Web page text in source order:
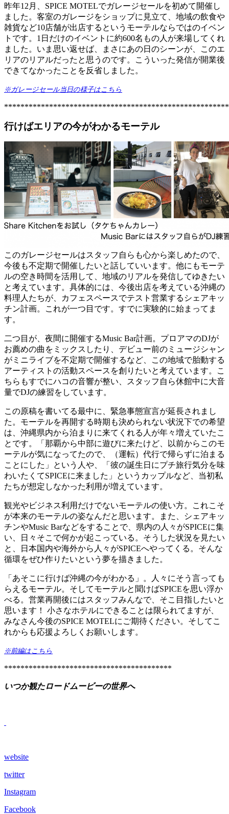
昨年12月、SPICE MOTELでガレージセールを初めて開催し
ました。客室のガレージをショップに見立て、地域の飲食や
雑貨など10店舗が出店するというモーテルならではのイベン
トです。1日だけのイベントに約600名もの人が来場してくれ
ました。いま思い返せば、まさにあの日のシーンが、このエ
リアのリアルだったと思うのです。こういった発信が開業後
できてなかったことを反省しました。
※ガレージセール当日の様子はこちら
行けばエリアの今がわかるモーテル
このガレージセールはスタッフ自らも心から楽しめたので、
今後も不定期で開催したいと話していいます。他にもモーテ
ルの空き時間を活用して、地域のリアルを発信してゆきたい
と考えています。具体的には、今後出店を考えている沖縄の
料理人たちが、カフェスペースでテスト営業するシェアキッ
チン計画。これが一つ目です。すでに実験的に始まってま
す。
二つ目が、夜間に開催するMusic Bar計画。プロアマのDJが
お薦めの曲をミックスしたり、デビュー前のミュージシャン
がミニライブを不定期で開催するなど、この地域で胎動する
アーティストの活動スペースを創りたいと考えています。こ
ちらもすでにハコの音響が整い、スタッフ自ら休館中に大音
量でDJの練習をしています。
この原稿を書いてる最中に、緊急事態宣言が延長されまし
た。モーテルを再開する時期も決められない状況下での希望
は、沖縄県内から泊まりに来てくれる人が年々増えていたこ
とです。「那覇から中部に遊びに来たけど、以前からこのモ
ーテルが気になってたので、（運転）代行で帰らずに泊まる
ことにした」という人や、「彼の誕生日にプチ旅行気分を味
わいたくてSPICEに来ました」というカップルなど、当初私
たちが想定しなかった利用が増えています。
観光やビジネス利用だけでないモーテルの使い方。これこそ
が本来のモーテルの姿なんだと思います。また、シェアキッ
チンやMusic Barなどをすることで、県内の人々がSPICEに集
い、日々そこで何かが起こっている。そうした状況を見たい
と、日本国内や海外から人々がSPICEへやってくる。そんな
循環をぜひ作りたいという夢を描きました。
「あそこに行けば沖縄の今がわかる」。人々にそう言っても
らえるモーテル。そしてモーテルと聞けばSPICEを思い浮か
べる。営業再開後にはスタッフみんなで、そこ目指したいと
思います！ 小さなホテルにできることは限られてますが、
みなさん今後のSPICE MOTELにご期待ください。そしてこ
れからも応援よろしくお願いします。
※前編はこちら
*****************************************
いつか観たロードムービーの世界へ
website
twitter
Instagram
Facebook